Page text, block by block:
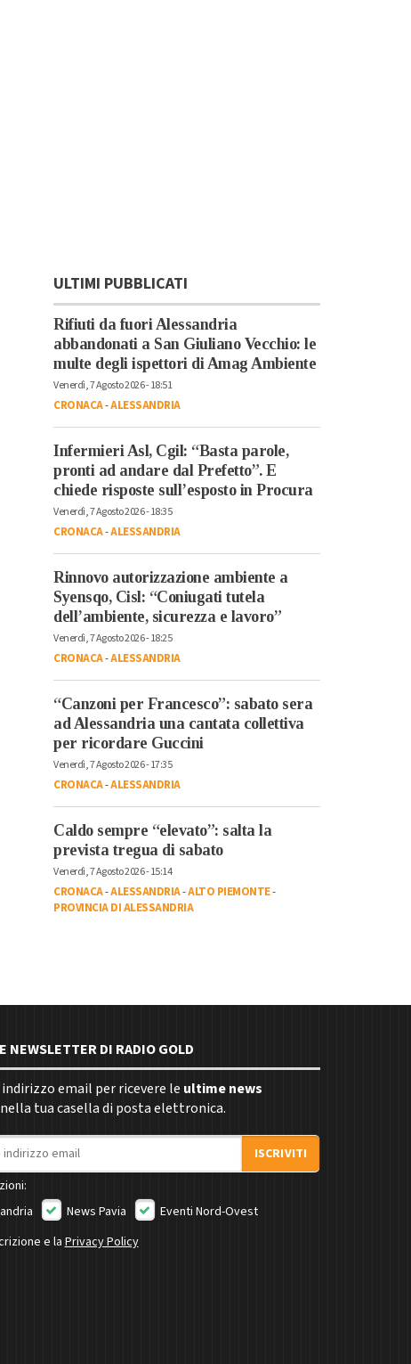
ULTIMI PUBBLICATI
Rifiuti da fuori Alessandria
abbandonati a San Giuliano Vecchio: le
multe degli ispettori di Amag Ambiente
Venerdì, 7 Agosto 2026 - 18:51
CRONACA-ALESSANDRIA
Infermieri Asl, Cgil: “Basta parole,
pronti ad andare dal Prefetto”. E
chiede risposte sull’esposto in Procura
Venerdì, 7 Agosto 2026 - 18:35
CRONACA-ALESSANDRIA
Rinnovo autorizzazione ambiente a
Syensqo, Cisl: “Coniugati tutela
dell’ambiente, sicurezza e lavoro”
Venerdì, 7 Agosto 2026 - 18:25
CRONACA-ALESSANDRIA
“Canzoni per Francesco”: sabato sera
ad Alessandria una cantata collettiva
per ricordare Guccini
Venerdì, 7 Agosto 2026 - 17:35
CRONACA-ALESSANDRIA
Caldo sempre “elevato”: salta la
prevista tregua di sabato
Venerdì, 7 Agosto 2026 - 15:14
CRONACA-ALESSANDRIA-ALTO PIEMONTE-
PROVINCIA DI ALESSANDRIA
NEWSLETTER DI RADIO GOLD
email per ricevere le ultime news
tua casella di posta elettronica.
ISCRIVITI
News Pavia
Eventi Nord-Ovest
e la Privacy Policy